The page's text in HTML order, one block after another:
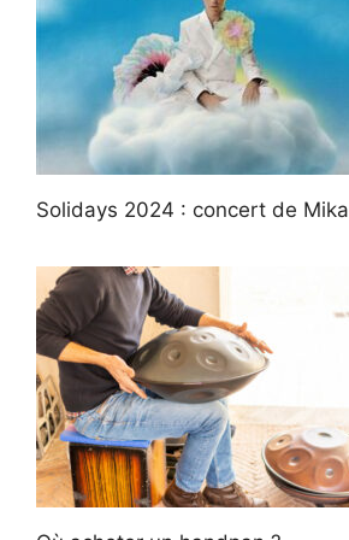
Solidays 2024 : concert de Mika